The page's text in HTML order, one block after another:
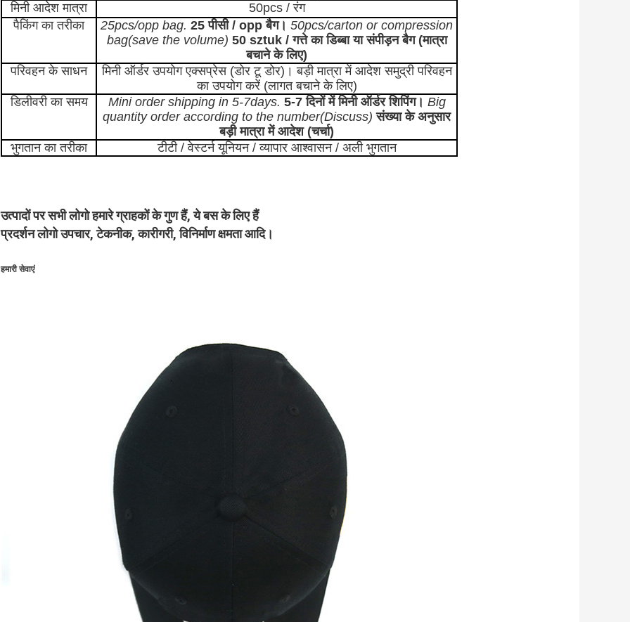
मिनी आदेश मात्रा
50pcs / रंग
पैकिंग का तरीका
25pcs/opp bag. 25 पीसी / opp बैग। 50pcs/carton or compression
bag(save the volume) 50 sztuk / गत्ते का डिब्बा या संपीड़न बैग (मात्रा
बचाने के लिए)
परिवहन के साधन
मिनी ऑर्डर उपयोग एक्सप्रेस (डोर टू डोर)। बड़ी मात्रा में आदेश समुद्री परिवहन
का उपयोग करें (लागत बचाने के लिए)
डिलीवरी का समय
Mini order shipping in 5-7days. 5-7 दिनों में मिनी ऑर्डर शिपिंग। Big
quantity order according to the number(Discuss) संख्या के अनुसार
बड़ी मात्रा में आदेश (चर्चा)
भुगतान का तरीका
टीटी / वेस्टर्न यूनियन / व्यापार आश्वासन / अली भुगतान
उत्पादों पर सभी लोगो हमारे ग्राहकों के गुण हैं, ये बस के लिए हैं
प्रदर्शन लोगो उपचार, टेकनीक, कारीगरी, विनिर्माण क्षमता आदि।
हमारी सेवाएं